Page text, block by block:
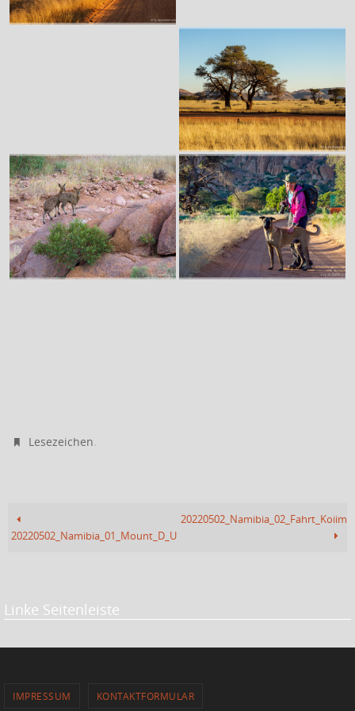
Lesezeichen.
20220502_Namibia_01_Mount_D_Urban_Wandern
Linke Seitenleiste
IMPRESSUM KONTAKTFORMULAR